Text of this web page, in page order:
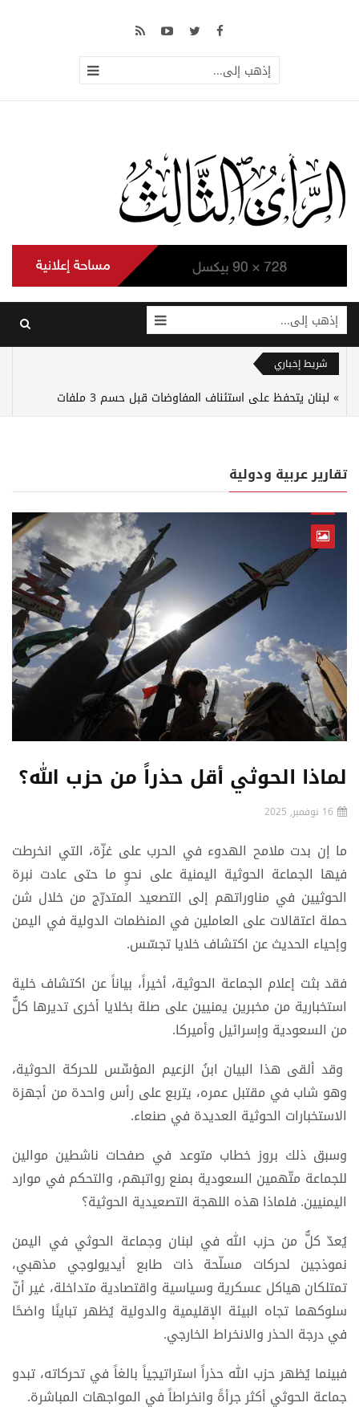
إذهب إلى...
إذهب إلى...
شريط إخباري
لبنان يتحفظ على استئناف المفاوضات قبل حسم 3 ملفات
تقارير عربية ودولية
لماذا الحوثي أقل حذراً من حزب الله؟
16 نوفمبر, 2025
ما إن بدت ملامح الهدوء في الحرب على غزّة، التي انخرطت
فيها الجماعة الحوثية اليمنية على نحوٍ ما حتى عادت نبرة
الحوثيين في مناوراتهم إلى التصعيد المتدرّج من خلال شن
حملة اعتقالات على العاملين في المنظمات الدولية في اليمن
وإحياء الحديث عن اكتشاف خلايا تجسّس.
فقد بثت إعلام الجماعة الحوثية، أخيراً، بياناً عن اكتشاف خلية
استخبارية من مخبرين يمنيين على صلة بخلايا أخرى تديرها كلٌّ
من السعودية وإسرائيل وأميركا.
وقد ألقى هذا البيان ابنُ الزعيم المؤسِّس للحركة الحوثية،
وهو شاب في مقتبل عمره، يتربع على رأس واحدة من أجهزة
الاستخبارات الحوثية العديدة في صنعاء.
وسبق ذلك بروز خطاب متوعد في صفحات ناشطين موالين
للجماعة متّهمين السعودية بمنع رواتبهم، والتحكم في موارد
اليمنيين. فلماذا هذه اللهجة التصعيدية الحوثية؟
يُعدّ كلٌّ من حزب الله في لبنان وجماعة الحوثي في اليمن
نموذجين لحركات مسلّحة ذات طابع أيديولوجي مذهبي،
تمتلكان هياكل عسكرية وسياسية واقتصادية متداخلة، غير أنّ
سلوكهما تجاه البيئة الإقليمية والدولية يُظهر تباينًا واضحًا
في درجة الحذر والانخراط الخارجي.
فبينما يُظهر حزب الله حذراً استراتيجياً بالغاً في تحركاته، تبدو
جماعة الحوثي أكثر جرأةً وانخراطاً في المواجهات المباشرة.